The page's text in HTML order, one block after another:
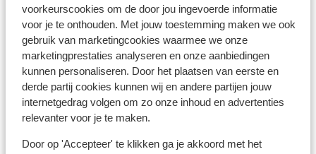
voorkeurscookies om de door jou ingevoerde informatie
voor je te onthouden. Met jouw toestemming maken we ook
gebruik van marketingcookies waarmee we onze
marketingprestaties analyseren en onze aanbiedingen
kunnen personaliseren. Door het plaatsen van eerste en
derde partij cookies kunnen wij en andere partijen jouw
internetgedrag volgen om zo onze inhoud en advertenties
relevanter voor je te maken.
Door op 'Accepteer' te klikken ga je akkoord met het
Skilessen
Skimateriaal
Andere accommodaties in Skicircus
Saalbach-Hinterglemm-Leogang-
Fieberbrunn